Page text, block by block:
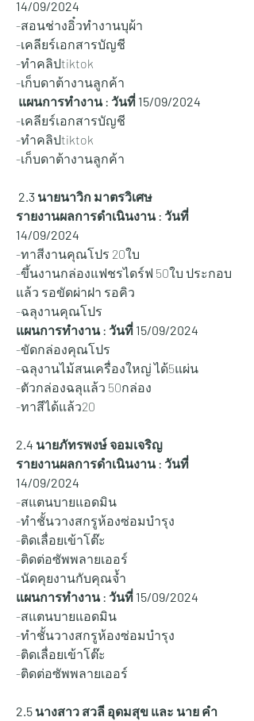
14/09/2024
-สอนช่างอิ๋วทำงานบุผ้า
-เคลียร์เอกสารบัญชี
-ทำคลิปtiktok
-เก็บดาต้างานลูกค้า
แผนการทำงาน : วันที่ 15/09/2024
-เคลียร์เอกสารบัญชี
-ทำคลิปtiktok
-เก็บดาต้างานลูกค้า
2.3 นายนาวิก มาตรวิเศษ
รายงานผลการดำเนินงาน : วันที่
14/09/2024
-ทาสีงานคุณโปร 20ใบ
-ขึ้นงานกล่องแฟชรไดร์ฟ 50ใบ ประกอบ
แล้ว รอขัดผ่าฝา รอคิว
-ฉลุงานคุณโปร
แผนการทำงาน : วันที่ 15/09/2024
-ขัดกล่องคุณโปร
-ฉลุงานไม้สนเครื่องใหญ่ ได้5แผ่น
-ตัวกล่องฉลุแล้ว 50กล่อง
-ทาสีได้แล้ว20
2.4 นายภัทรพงษ์ จอมเจริญ
รายงานผลการดำเนินงาน : วันที่
14/09/2024
-สแตนบายแอดมิน
-ทำชั้นวางสกรูห้องซ่อมบำรุง
-ติดเลื่อยเข้าโต๊ะ
-ติดต่อซัพพลายเออร์
-นัดคุยงานกับคุณจ้ำ
แผนการทำงาน : วันที่ 15/09/2024
-สแตนบายแอดมิน
-ทำชั้นวางสกรูห้องซ่อมบำรุง
-ติดเลื่อยเข้าโต๊ะ
-ติดต่อซัพพลายเออร์
2.5 นางสาว สวลี อุดมสุข และ นาย คำ